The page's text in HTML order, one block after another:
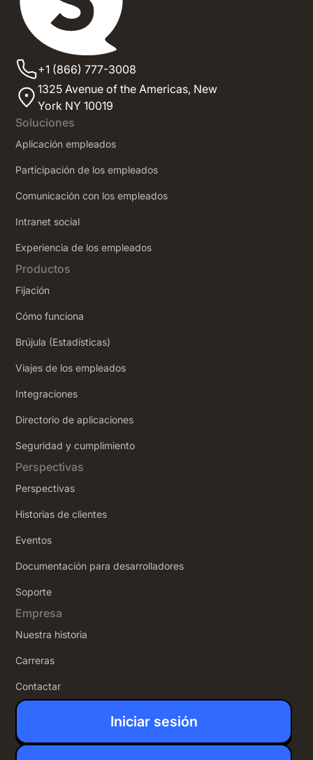
+1 (866) 777-3008
1325 Avenue of the Americas, New
York NY 10019
Soluciones
Aplicación empleados
Participación de los empleados
Comunicación con los empleados
Intranet social
‍Experiencia de los empleados
Productos
Fijación
Cómo funciona
Brújula (Estadísticas)
Viajes de los empleados
Integraciones
Directorio de aplicaciones
Seguridad y cumplimiento
Perspectivas
Perspectivas
Historias de clientes
Eventos
Documentación para desarrolladores
Soporte
Empresa
Nuestra historia
Carreras
Contactar
Iniciar sesión